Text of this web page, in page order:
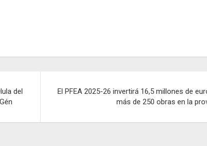
del
El PFEA 2025-26 invertirá 16,5 millones de
más de 250 obras en la